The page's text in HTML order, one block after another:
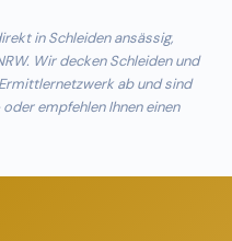
in Schleiden ansässig,
Wir decken Schleiden und
ab und sind
empfehlen Ihnen einen